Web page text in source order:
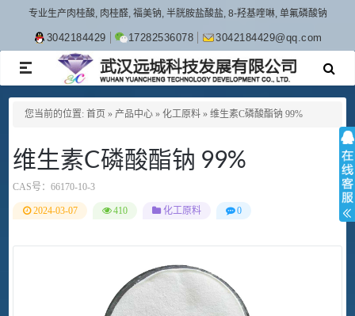
专业生产肉桂酸, 肉桂醛, 福美钠, 半胱胺盐酸盐, 8-羟基喹啉, 单氟磷酸钠
3042184429 17282536078 3042184429@qq.com
TOGGLE
NAVIGATION
您当前的位置: 首页 » 产品中心 » 化工原料 » 维生素C磷酸酯钠 99%
维生素C磷酸酯钠 99%
CAS号： 66170-10-3
2024-03-07 410 化工原料 0